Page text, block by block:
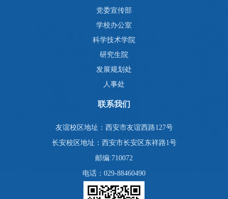
党委宣传部
学校办公室
科学技术学院
研究生院
发展规划处
人事处
联系我们
友谊校区地址：西安市友谊西路127号
长安校区地址：西安市长安区东祥路1号
邮编:710072
电话：029-88460490